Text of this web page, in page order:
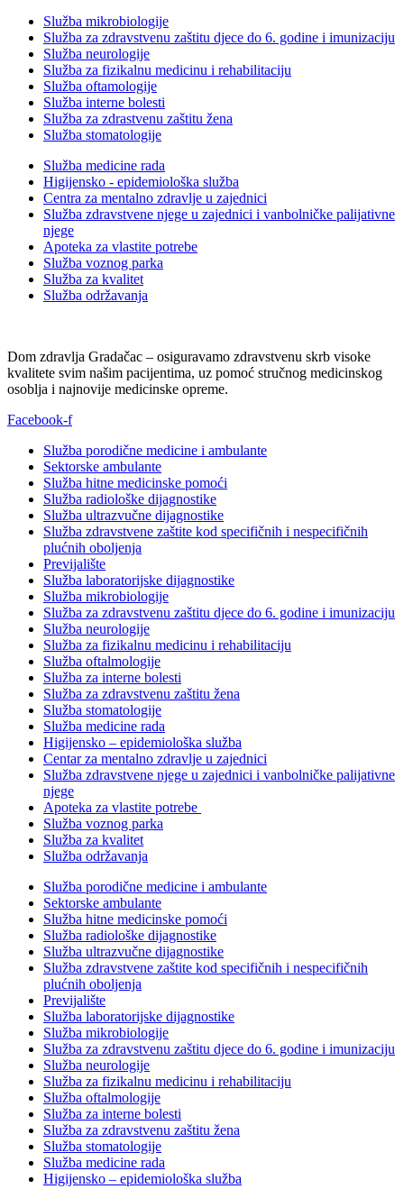
Služba mikrobiologije
Služba za zdravstvenu zaštitu djece do 6. godine i imunizaciju
Služba neurologije
Služba za fizikalnu medicinu i rehabilitaciju
Služba oftamologije
Služba interne bolesti
Služba za zdrastvenu zaštitu žena
Služba stomatologije
Služba medicine rada
Higijensko - epidemiološka služba
Centra za mentalno zdravlje u zajednici
Služba zdravstvene njege u zajednici i vanbolničke palijativne
njege
Apoteka za vlastite potrebe
Služba voznog parka
Služba za kvalitet
Služba održavanja
Dom zdravlja Gradačac – osiguravamo zdravstvenu skrb visoke
kvalitete svim našim pacijentima, uz pomoć stručnog medicinskog
osoblja i najnovije medicinske opreme.
Facebook-f
Služba porodične medicine i ambulante
Sektorske ambulante
Služba hitne medicinske pomoći
Služba radiološke dijagnostike
Služba ultrazvučne dijagnostike
Služba zdravstvene zaštite kod specifičnih i nespecifičnih
plućnih oboljenja
Previjalište
Služba laboratorijske dijagnostike
Služba mikrobiologije
Služba za zdravstvenu zaštitu djece do 6. godine i imunizaciju
Služba neurologije
Služba za fizikalnu medicinu i rehabilitaciju
Služba oftalmologije
Služba za interne bolesti
Služba za zdravstvenu zaštitu žena
Služba stomatologije
Služba medicine rada
Higijensko – epidemiološka služba
Centar za mentalno zdravlje u zajednici
Služba zdravstvene njege u zajednici i vanbolničke palijativne
njege
Apoteka za vlastite potrebe
Služba voznog parka
Služba za kvalitet
Služba održavanja
Služba porodične medicine i ambulante
Sektorske ambulante
Služba hitne medicinske pomoći
Služba radiološke dijagnostike
Služba ultrazvučne dijagnostike
Služba zdravstvene zaštite kod specifičnih i nespecifičnih
plućnih oboljenja
Previjalište
Služba laboratorijske dijagnostike
Služba mikrobiologije
Služba za zdravstvenu zaštitu djece do 6. godine i imunizaciju
Služba neurologije
Služba za fizikalnu medicinu i rehabilitaciju
Služba oftalmologije
Služba za interne bolesti
Služba za zdravstvenu zaštitu žena
Služba stomatologije
Služba medicine rada
Higijensko – epidemiološka služba